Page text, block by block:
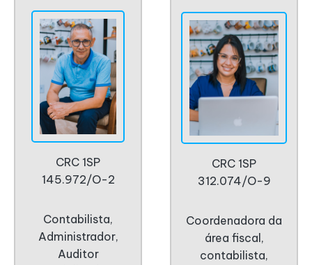
CRC 1SP
145.972/O-2
Contabilista,
Administrador,
Auditor
CRC 1SP
312.074/O-9
Coordenadora da
área fiscal,
contabilista,